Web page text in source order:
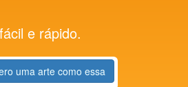
e rápido.
uma arte como essa